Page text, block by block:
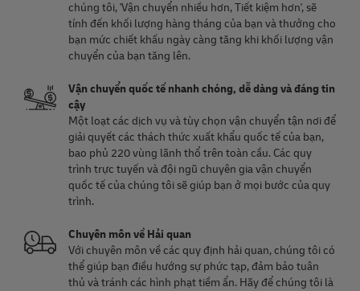
chúng tôi, 'Vận chuyển nhiều hơn, Tiết kiệm hơn', sẽ
tính đến khối lượng hàng tháng của bạn và thưởng cho
bạn mức chiết khấu ngày càng tăng khi khối lượng vận
chuyển của bạn tăng lên.
Vận chuyển quốc tế nhanh chóng, dễ dàng và đáng tin
cậy
Một loạt các dịch vụ và tùy chọn vận chuyển tận nơi để
giải quyết các thách thức xuất khẩu quốc tế của bạn,
bao phủ 220 vùng lãnh thổ trên toàn cầu. Các quy
trình trực tuyến và đội ngũ chuyên gia vận chuyển
quốc tế của chúng tôi sẽ giúp bạn ở mọi bước của quy
trình.
Chuyên môn về Hải quan
Với chuyên môn về các quy định hải quan, chúng tôi có
thể giúp bạn điều hướng sự phức tạp, đảm bảo tuân
thủ và tránh các hình phạt tiềm ẩn. Hãy để chúng tôi là